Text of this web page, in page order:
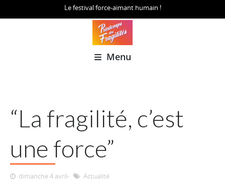
Le festival force-aimant humain !
Menu
“La fragilité, c’est
une force”
dimanche 4 avril Actualité